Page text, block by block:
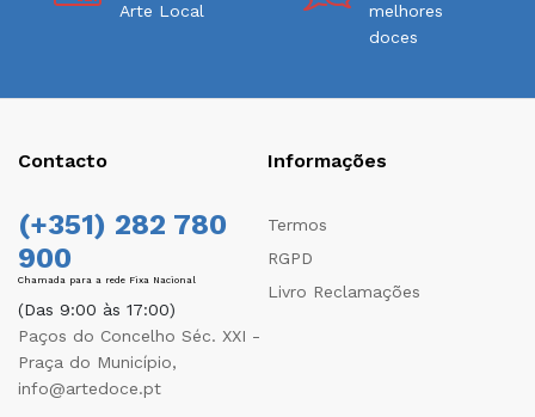
Arte Local
melhores
doces
Contacto
(+351) 282 780
900
Chamada para a rede Fixa Nacional
(Das 9:00 às 17:00)
Paços do Concelho Séc. XXI -
Praça do Município,
info@artedoce.pt
Informações
Termos
RGPD
Livro Reclamações